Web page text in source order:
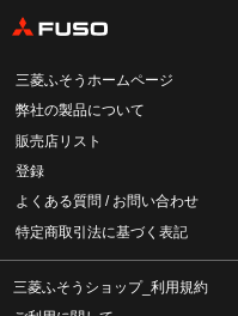
三菱ふそうホームページ
弊社の製品について
販売店リスト
登録
よくある質問 / お問い合わせ
特定商取引法に基づく表記
三菱ふそうショップ_利用規約